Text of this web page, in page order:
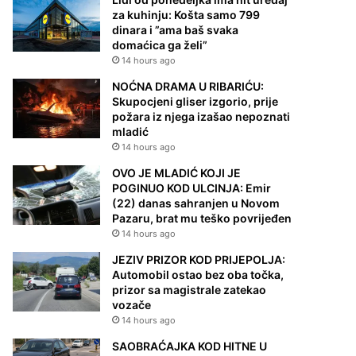
za kuhinju: Košta samo 799
dinara i ”ama baš svaka
domaćica ga želi”
14 hours ago
NOĆNA DRAMA U RIBARIĆU:
Skupocjeni gliser izgorio, prije
požara iz njega izašao nepoznati
mladić
14 hours ago
OVO JE MLADIĆ KOJI JE
POGINUO KOD ULCINJA: Emir
(22) danas sahranjen u Novom
Pazaru, brat mu teško povrijeđen
14 hours ago
JEZIV PRIZOR KOD PRIJEPOLJA:
Automobil ostao bez oba točka,
prizor sa magistrale zatekao
vozače
14 hours ago
SAOBRAĆAJKA KOD HITNE U